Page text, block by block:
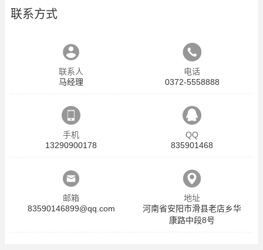
联系方式
联系人
马经理
电话
0372-5558888
手机
13290900178
QQ
835901468
邮箱
83590146899@qq.com
地址
河南省安阳市滑县老店乡华
康路中段8号